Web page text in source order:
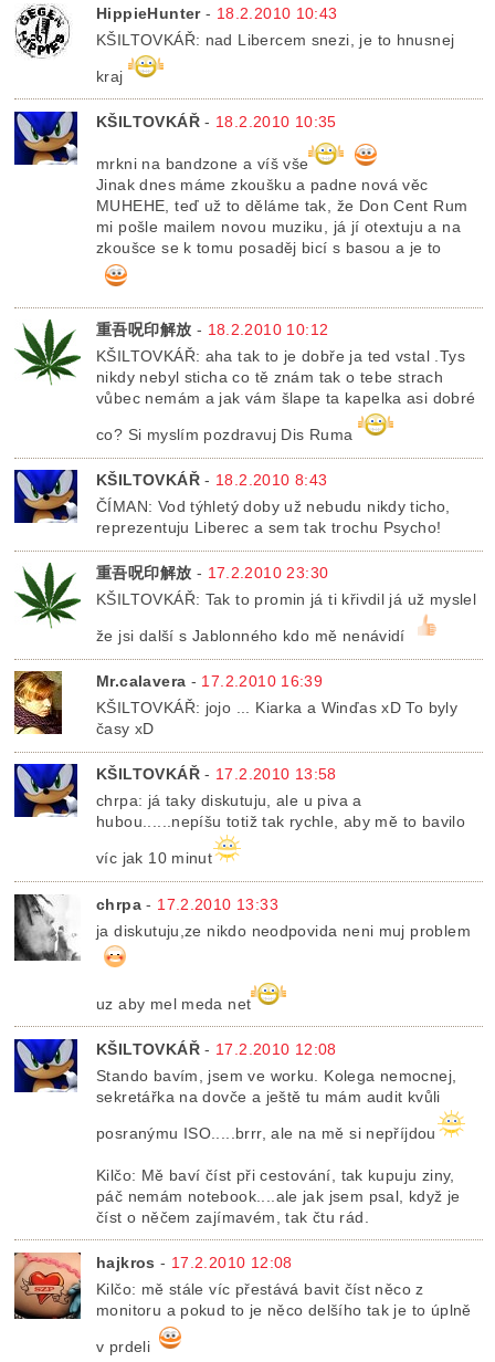
HippieHunter- 18.2.2010 10:43
KŠILTOVKÁŘ: nad Libercem snezi, je to hnusnej
kraj
KŠILTOVKÁŘ- 18.2.2010 10:35
mrkni na bandzone a víš vše
Jinak dnes máme zkoušku a padne nová věc
MUHEHE, teď už to děláme tak, že Don Cent Rum
mi pošle mailem novou muziku, já jí otextuju a na
zkoušce se k tomu posaděj bicí s basou a je to
重吾呪印解放 - 18.2.2010 10:12
KŠILTOVKÁŘ: aha tak to je dobře ja ted vstal .Tys
nikdy nebyl sticha co tě znám tak o tebe strach
vůbec nemám a jak vám šlape ta kapelka asi dobré
co? Si myslím pozdravuj Dis Ruma
KŠILTOVKÁŘ- 18.2.2010 8:43
ČÍMAN: Vod týhletý doby už nebudu nikdy ticho,
reprezentuju Liberec a sem tak trochu Psycho!
重吾呪印解放 - 17.2.2010 23:30
KŠILTOVKÁŘ: Tak to promin já ti křivdil já už myslel
že jsi další s Jablonného kdo mě nenávidí
Mr.calavera - 17.2.2010 16:39
KŠILTOVKÁŘ: jojo ... Kiarka a Winďas xD To byly
časy xD
KŠILTOVKÁŘ- 17.2.2010 13:58
chrpa: já taky diskutuju, ale u piva a
hubou......nepíšu totiž tak rychle, aby mě to bavilo
víc jak 10 minut
chrpa - 17.2.2010 13:33
ja diskutuju,ze nikdo neodpovida neni muj problem
uz aby mel meda net
KŠILTOVKÁŘ- 17.2.2010 12:08
Stando bavím, jsem ve worku. Kolega nemocnej,
sekretářka na dovče a ještě tu mám audit kvůli
posranýmu ISO.....brrr, ale na mě si nepříjdou
Kilčo: Mě baví číst při cestování, tak kupuju ziny,
páč nemám notebook....ale jak jsem psal, když je
číst o něčem zajímavém, tak čtu rád.
hajkros - 17.2.2010 12:08
Kilčo: mě stále víc přestává bavit číst něco z
monitoru a pokud to je něco delšího tak je to úplně
v prdeli